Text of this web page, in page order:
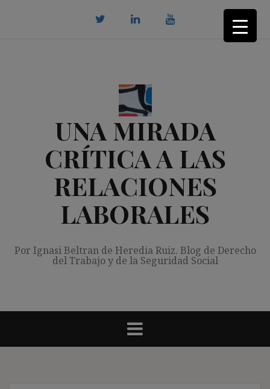
UNA MIRADA
CRÍTICA A LAS
RELACIONES
LABORALES
Por Ignasi Beltran de Heredia Ruiz. Blog de Derecho
del Trabajo y de la Seguridad Social